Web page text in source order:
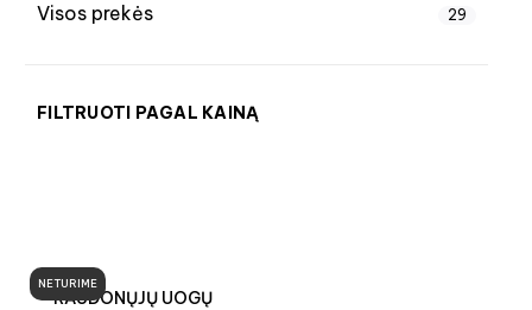
Visos prekės 29
FILTRUOTI PAGAL KAINĄ
NETURIME
RAUDONŲJŲ UOGŲ